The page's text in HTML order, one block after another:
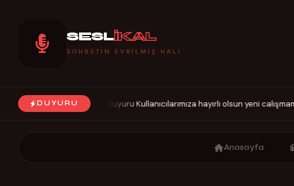
SESLİKAL
SOHBETIN EVRILMIŞ HALI
DUYURU Duyuru Kullanıcılarımıza hayırlı olsun yeni
Anasayfa